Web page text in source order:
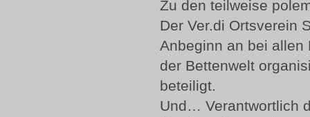
Zu den teilweise
Der Ver.di Ortsverein
Anbeginn an bei allen
der Bettenwelt
beteiligt.
Und… Verantwortlich